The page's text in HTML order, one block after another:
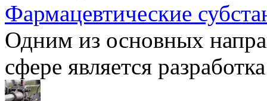
Фармацевтические
Одним из основных
сфере является